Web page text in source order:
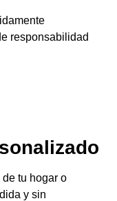
responsabilidad
tu hogar o
y sin